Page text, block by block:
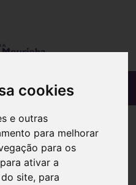
cookies
e outras
para melhorar
para os
para ativar a
site, para